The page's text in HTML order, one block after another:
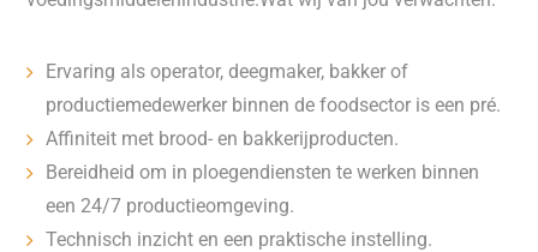
Ervaring als operator, deegmaker, bakker of
productiemedewerker binnen de foodsector is een pré.
Affiniteit met brood- en bakkerijproducten.
Bereidheid om in ploegendiensten te werken binnen
een 24/7 productieomgeving.
Technisch inzicht en een praktische instelling.